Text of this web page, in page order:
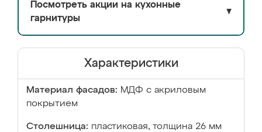
Посмотреть акции на кухонные
гарнитуры
▼
Характеристики
Материал фасадов: МДФ с акриловым
покрытием
Столешница: пластиковая, толщина 26 мм